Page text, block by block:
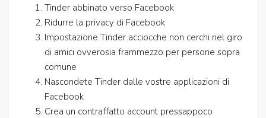
Tinder abbinato verso Facebook
Ridurre la privacy di Facebook
Impostazione Tinder acciocche non cerchi nel giro
di amici ovverosia frammezzo per persone sopra
comune
Nascondete Tinder dalle vostre applicazioni di
Facebook
Crea un contraffatto account pressappoco